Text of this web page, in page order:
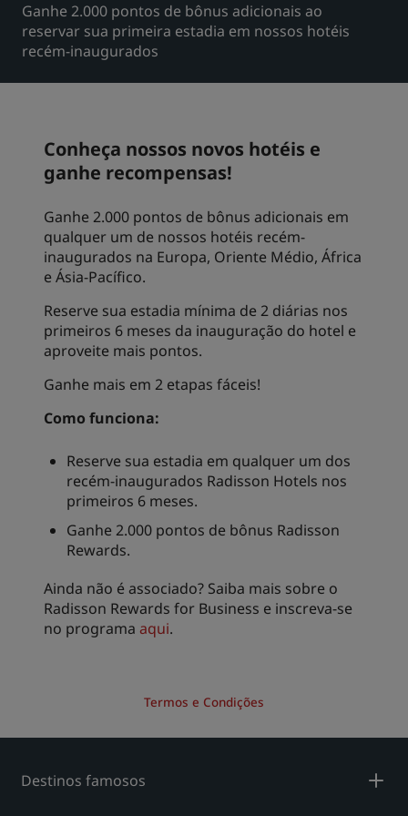
Park Plaza Park Inn by Radisson
Jin Jiang
Kunlun Golden Tulip
Hotéis no centro da cidade
Ganhe 2.000 pontos de bônus adicionais ao
reservar sua primeira estadia em nossos hotéis
recém-inaugurados
Conheça nossos novos hotéis e
ganhe recompensas!
Ganhe 2.000 pontos de bônus adicionais em
qualquer um de nossos hotéis recém-
inaugurados na Europa, Oriente Médio, África
e Ásia-Pacífico.
Reserve sua estadia mínima de 2 diárias nos
primeiros 6 meses da inauguração do hotel e
aproveite mais pontos.
Ganhe mais em 2 etapas fáceis!
Como funciona:
Reserve sua estadia em qualquer um dos
recém-inaugurados Radisson Hotels nos
primeiros 6 meses.
Ganhe 2.000 pontos de bônus Radisson
Rewards.
Ainda não é associado? Saiba mais sobre o
Radisson Rewards for Business e inscreva-se
no programa aqui.
Termos e Condições
Destinos famosos